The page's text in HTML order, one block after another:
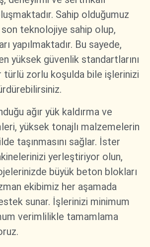
Sahip olduğumuz
teknolojiye sahip olup,
yapılmaktadır. Bu sayede,
yüksek güvenlik standartlarını
türlü zorlu koşulda bile işlerinizi
ağır yük kaldırma ve
yüksek tonajlı malzemelerin
taşınmasını sağlar. İster
yerleştiriyor olun,
büyük beton blokları
ekibimiz her aşamada
sunar. İşlerinizi minimum
verimlilikle tamamlama